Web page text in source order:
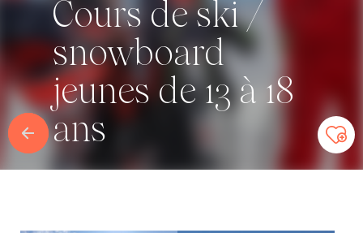
Cours de ski /
snowboard
jeunes de 13 à 18
ans